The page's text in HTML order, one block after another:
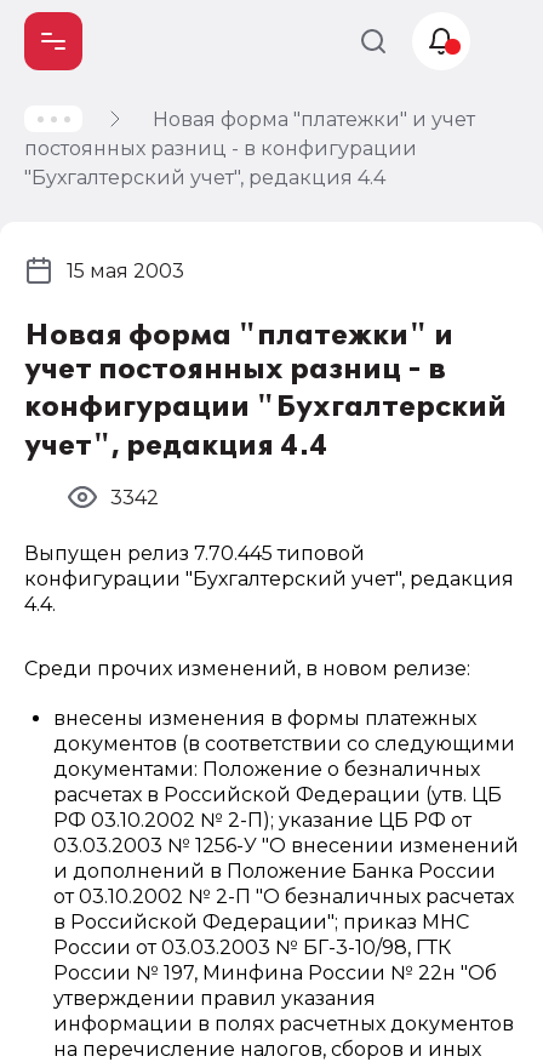
Новая форма "платежки" и учет
постоянных разниц - в конфигурации
"Бухгалтерский учет", редакция 4.4
Новая форма "платежки" и
учет постоянных разниц - в
конфигурации "Бухгалтерский
учет", редакция 4.4
15 мая 2003
3342
Выпущен релиз 7.70.445 типовой
конфигурации "Бухгалтерский учет", редакция
4.4.
Среди прочих изменений, в новом релизе:
внесены изменения в формы платежных
документов (в соответствии со следующими
документами: Положение о безналичных
расчетах в Российской Федерации (утв. ЦБ
РФ 03.10.2002 № 2-П); указание ЦБ РФ от
03.03.2003 № 1256-У "О внесении изменений
и дополнений в Положение Банка России
от 03.10.2002 № 2-П "О безналичных расчетах
в Российской Федерации"; приказ МНС
России от 03.03.2003 № БГ-3-10/98, ГТК
России № 197, Минфина России № 22н "Об
утверждении правил указания
информации в полях расчетных документов
на перечисление налогов, сборов и иных
Учет и
налогообложение